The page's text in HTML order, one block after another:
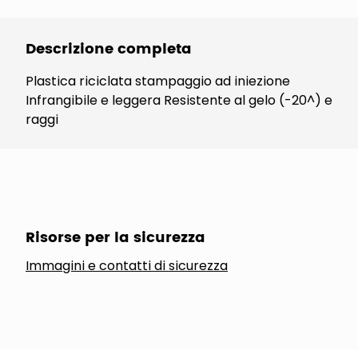
Descrizione completa
Plastica riciclata stampaggio ad iniezione
Infrangibile e leggera Resistente al gelo (-20^) e
raggi
Risorse per la sicurezza
Immagini e contatti di sicurezza